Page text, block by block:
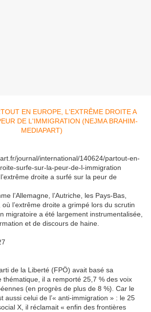
journal/international/140624/partout-en-
surfe-sur-la-peur-de-l-immigration
droite a surfé sur la peur de
l’Allemagne, l’Autriche, les Pays-Bas,
où l’extrême droite a grimpé lors du scrutin
migratoire a été largement instrumentalisée,
et de discours de haine.
de la Liberté (FPÖ) avait basé sa
thématique, il a remporté 25,7 % des voix
(en progrès de plus de 8 %). Car le
aussi celui de l’« anti-immigration » : le 25
X, il réclamait « enfin des frontières